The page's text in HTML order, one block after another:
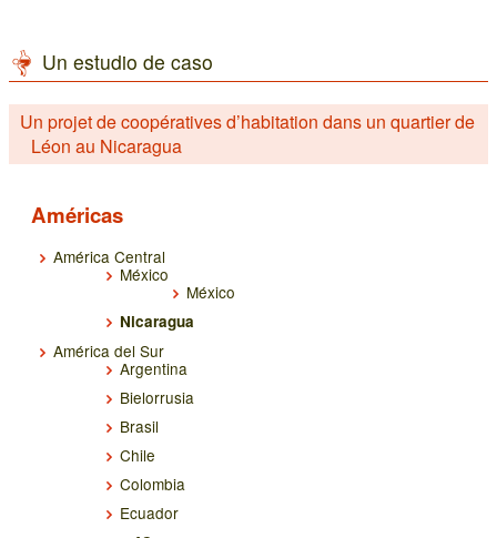
Un estudio de caso
Un projet de coopératives d’habitation dans un quartier de
Léon au Nicaragua
Américas
América Central
México
México
Nicaragua
América del Sur
Argentina
Bielorrusia
Brasil
Chile
Colombia
Ecuador